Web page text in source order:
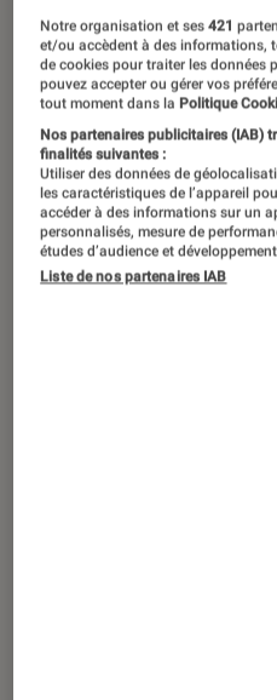
Notre organisation et ses421
et/ou accèdent à des informations,
de cookies pour traiter les données
pouvez accepter ou gérer vos
tout moment dans la Politique
Nos partenaires publicitaires (IAB)
finalités suivantes :
Utiliser des données de
les caractéristiques de l’appareil
accéder à des informations sur un
personnalisés, mesure de
études d’audience et
Liste de nos partenaires IAB